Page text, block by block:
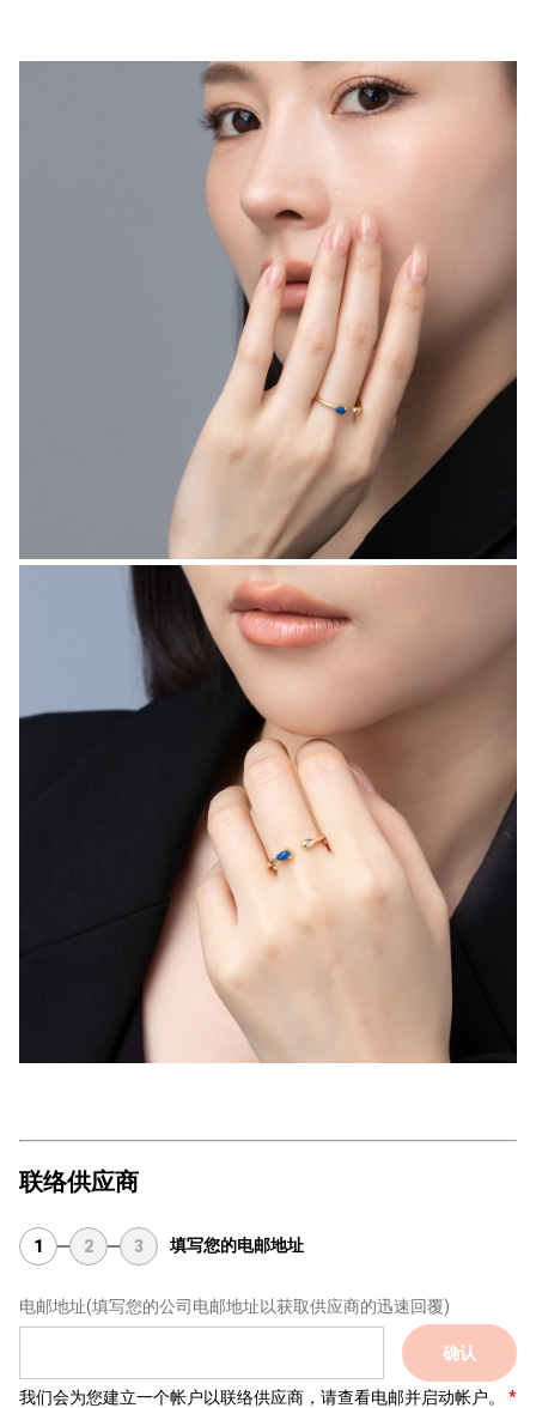
联络供应商
1 2 3 填写您的电邮地址
电邮地址(填写您的公司电邮地址以获取供应商的迅速回覆)
确认
我们会为您建立一个帐户以联络供应商，请查看电邮并启动帐户。